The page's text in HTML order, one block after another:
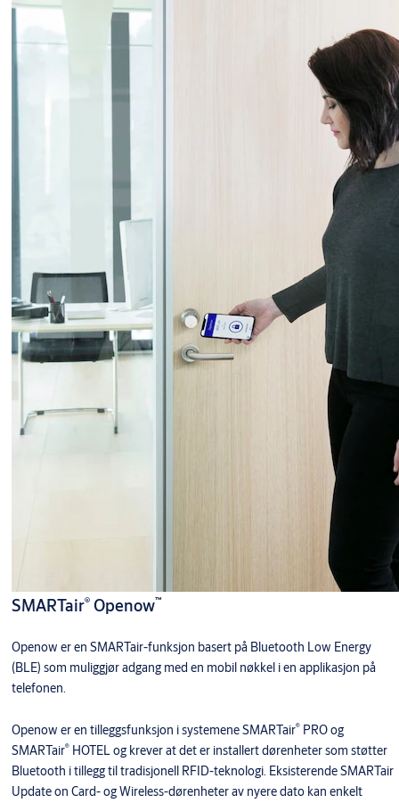
SMARTair®Openow™
Openow er en SMARTair-funksjon basert på Bluetooth Low Energy
(BLE) som muliggjør adgang med en mobil nøkkel i en applikasjon på
telefonen.
Openow er en tilleggsfunksjon i systemene SMARTair®PRO og
SMARTair®HOTEL og krever at det er installert dørenheter som støtter
Bluetooth i tillegg til tradisjonell RFID-teknologi. Eksisterende SMARTair
Update on Card- og Wireless-dørenheter av nyere dato kan enkelt